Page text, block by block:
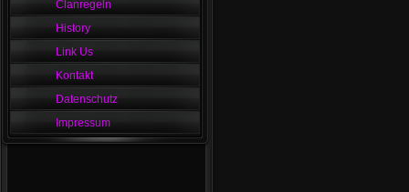
Clanregeln
History
Link Us
Kontakt
Datenschutz
Impressum